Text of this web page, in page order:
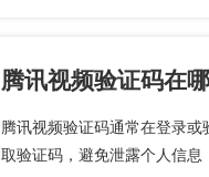
腾讯视频验证码在
腾讯视频验证码通常在登录
取验证码，避免泄露个人信息